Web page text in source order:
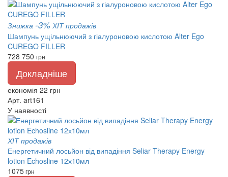
Знижка -3% ХІТ продажів
Шампунь ущільнюючий з гіалуроновою кислотою Alter Ego
CUREGO FILLER
728 750 грн
Докладніше
економія 22 грн
Арт. art161
У наявності
ХІТ продажів
Енергетичний лосьйон від випадіння Seliar Therapy Energy
lotion Echosline 12х10мл
1075грн